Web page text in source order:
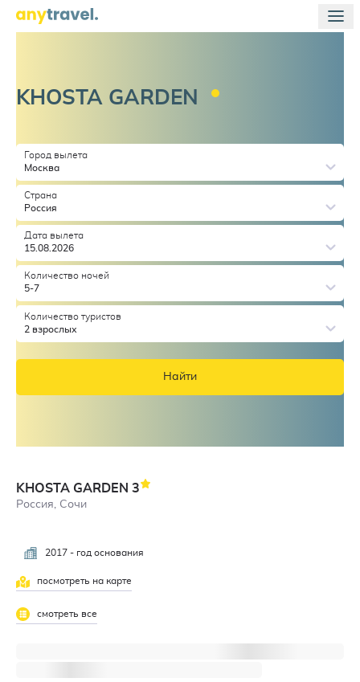
KHOSTA GARDEN
Город вылета
Москва
Страна
Россия
Дата вылета
15.08.2026
Количество ночей
5-7
Количество туристов
2 взрослых
Найти
KHOSTA GARDEN 3
Россия, Сочи
2017 - год основания
посмотреть на карте
смотреть все